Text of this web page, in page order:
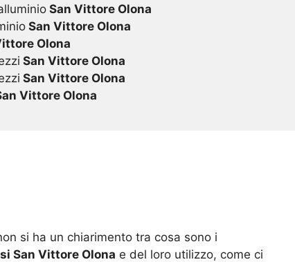
San Vittore Olona
San Vittore Olona
Olona
San Vittore Olona
San Vittore Olona
Vittore Olona
si ha un chiarimento tra cosa sono i
San Vittore Olona e del loro utilizzo, come ci